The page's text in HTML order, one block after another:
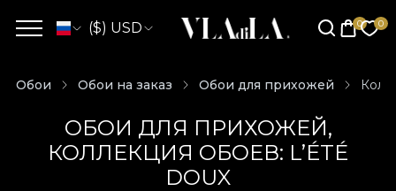
($) USD
Обои Обои на заказ Обои для прихожей
ОБОИ ДЛЯ ПРИХОЖЕЙ,
КОЛЛЕКЦИЯ ОБОЕВ: L’ÉTÉ
DOUX